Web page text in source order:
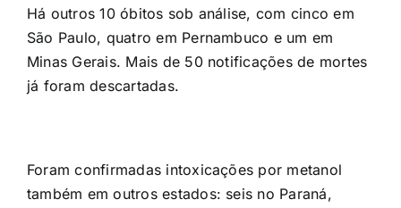
Há outros 10 óbitos sob análise, com cinco em
São Paulo, quatro em Pernambuco e um em
Minas Gerais. Mais de 50 notificações de mortes
já foram descartadas.
Foram confirmadas intoxicações por metanol
também em outros estados: seis no Paraná,